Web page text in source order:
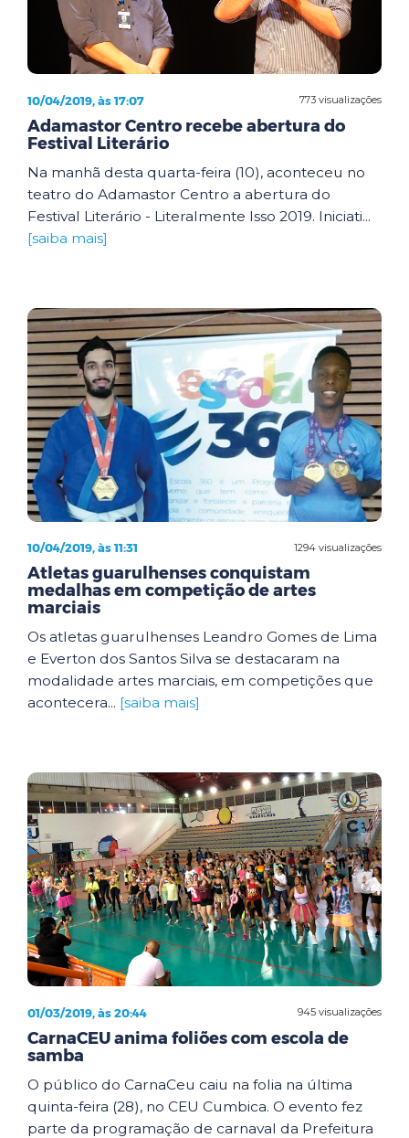
773 visualizações
10/04/2019, às 17:07
Adamastor Centro recebe abertura do
Festival Literário
Na manhã desta quarta-feira (10), aconteceu no
teatro do Adamastor Centro a abertura do
Festival Literário - Literalmente Isso 2019. Iniciati...
[saiba mais]
1294 visualizações
10/04/2019, às 11:31
Atletas guarulhenses conquistam
medalhas em competição de artes
marciais
Os atletas guarulhenses Leandro Gomes de Lima
e Everton dos Santos Silva se destacaram na
modalidade artes marciais, em competições que
acontecera... [saiba mais]
945 visualizações
01/03/2019, às 20:44
CarnaCEU anima foliões com escola de
samba
O público do CarnaCeu caiu na folia na última
quinta-feira (28), no CEU Cumbica. O evento fez
parte da programação de carnaval da Prefeitura